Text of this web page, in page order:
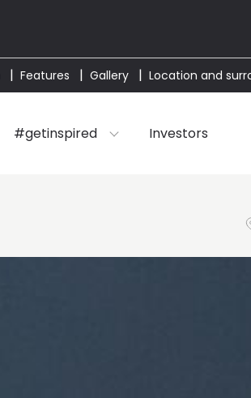
Features Gallery Location and
#getinspired Investors